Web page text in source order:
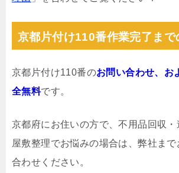
京都片付け110番作業完了まで
京都片付け110番のお問い合わせ、お
全無料です。
京都府にお住いの方で、不用品回収・
屋敷整理でお悩みの場合は、弊社ま
合わせください。